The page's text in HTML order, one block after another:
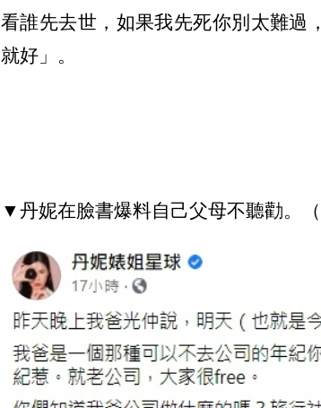
看誰先去世，如果我先死你別太難過
就好」。
▼丹妮在臉書爆料自己父母不聽勸。